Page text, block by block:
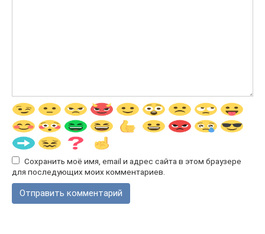
Сохранить моё имя, email и адрес сайта в этом браузере
для последующих моих комментариев.